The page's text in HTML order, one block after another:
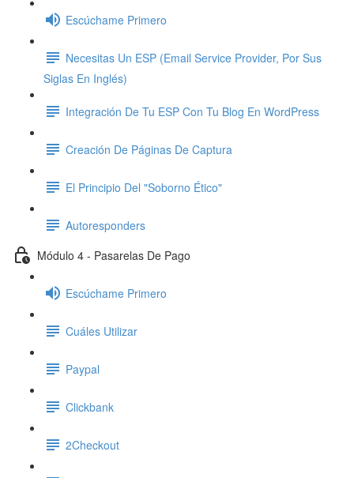
Escúchame Primero
Necesitas Un ESP (Email Service Provider, Por Sus
Siglas En Inglés)
Integración De Tu ESP Con Tu Blog En WordPress
Creación De Páginas De Captura
El Principio Del "Soborno Ético"
Autoresponders
Módulo 4 - Pasarelas De Pago
Escúchame Primero
Cuáles Utilizar
Paypal
Clickbank
2Checkout